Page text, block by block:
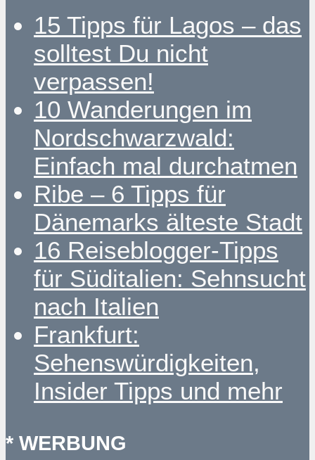
15 Tipps für Lagos – das
solltest Du nicht
verpassen!
10 Wanderungen im
Nordschwarzwald:
Einfach mal durchatmen
Ribe – 6 Tipps für
Dänemarks älteste Stadt
16 Reiseblogger-Tipps
für Süditalien: Sehnsucht
nach Italien
Frankfurt:
Sehenswürdigkeiten,
Insider Tipps und mehr
* WERBUNG